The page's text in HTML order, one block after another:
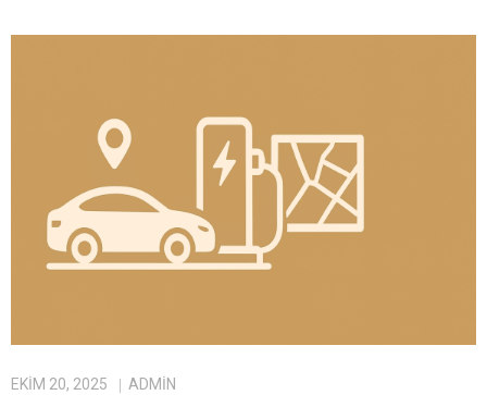
EKIM 20, 2025
ADMIN